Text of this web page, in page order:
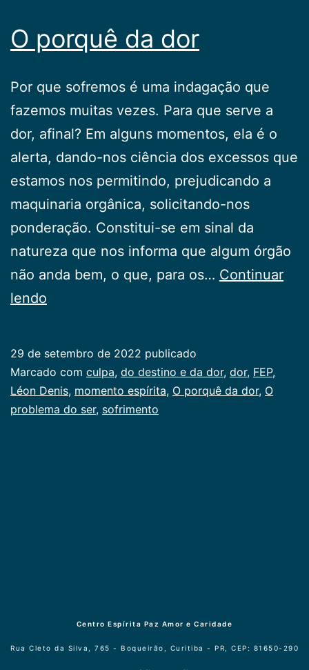
O porquê da dor
Por que sofremos é uma indagação que
fazemos muitas vezes. Para que serve a
dor, afinal? Em alguns momentos, ela é o
alerta, dando-nos ciência dos excessos que
estamos nos permitindo, prejudicando a
maquinaria orgânica, solicitando-nos
ponderação. Constitui-se em sinal da
natureza que nos informa que algum órgão
não anda bem, o que, para os… Continuar
lendo
dor
29 de setembro de 2022 publicado
Categorizado
como
Publicogeral
Marcado com culpa, do destino e da dor, dor, FEP,
Léon Denis, momento espírita, O porquê da dor, O
problema do ser, sofrimento
Centro Espírita Paz Amor e Caridade
Rua Cleto da Silva, 765 - Boqueirão, Curitiba - PR, CEP: 81650-290